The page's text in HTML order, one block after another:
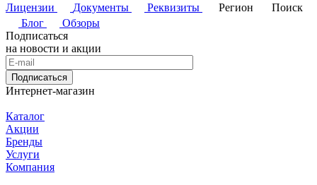
Лицензии
Документы Реквизиты Регион
Поиск
Блог
Обзоры
Подписаться
на новости и акции
Подписаться
Интернет-магазин
Каталог
Акции
Бренды
Услуги
Компания